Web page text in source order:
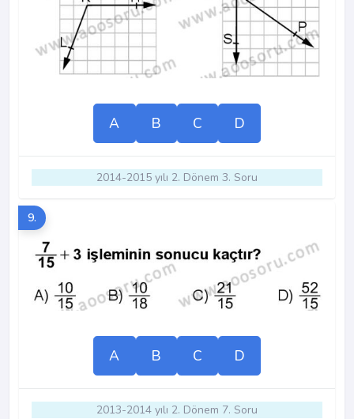
A B C D
2014-2015 yılı 2. Dönem 3. Soru
9.
A B C D
2013-2014 yılı 2. Dönem 7. Soru